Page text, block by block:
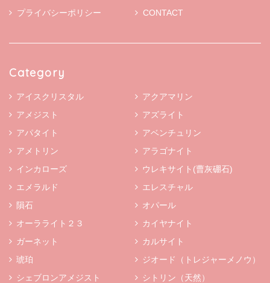
プライバシーポリシー
CONTACT
Category
アイスクリスタル
アクアマリン
アメジスト
アズライト
アパタイト
アベンチュリン
アメトリン
アラゴナイト
インカローズ
ウレキサイト(曹灰硼石)
エメラルド
エレスチャル
隕石
オパール
オーラライト２３
カイヤナイト
ガーネット
カルサイト
琥珀
ジオード（トレジャーメノウ）
シェブロンアメジスト
シトリン（天然）